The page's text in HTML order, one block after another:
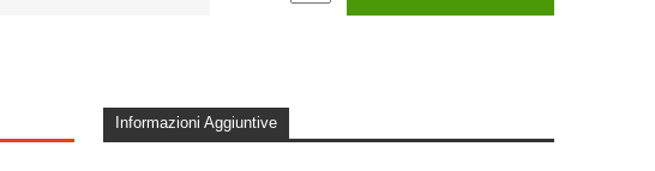
Informazioni Aggiuntive